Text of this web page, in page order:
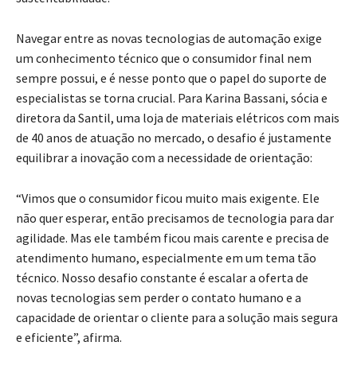
Navegar entre as novas tecnologias de automação exige
um conhecimento técnico que o consumidor final nem
sempre possui, e é nesse ponto que o papel do suporte de
especialistas se torna crucial. Para Karina Bassani, sócia e
diretora da Santil, uma loja de materiais elétricos com mais
de 40 anos de atuação no mercado, o desafio é justamente
equilibrar a inovação com a necessidade de orientação:
“Vimos que o consumidor ficou muito mais exigente. Ele
não quer esperar, então precisamos de tecnologia para dar
agilidade. Mas ele também ficou mais carente e precisa de
atendimento humano, especialmente em um tema tão
técnico. Nosso desafio constante é escalar a oferta de
novas tecnologias sem perder o contato humano e a
capacidade de orientar o cliente para a solução mais segura
e eficiente”, afirma.